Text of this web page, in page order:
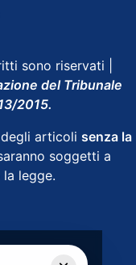
sono riservati |
del Tribunale
2015.
articoli senza la
soggetti a
legge.